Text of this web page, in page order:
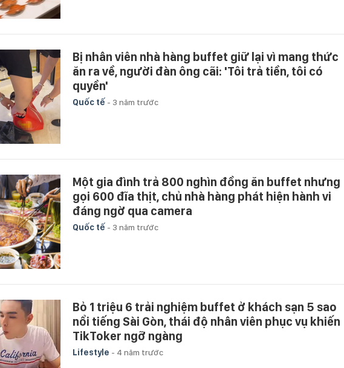
Bị nhân viên nhà hàng buffet giữ lại vì mang thức
ăn ra về, người đàn ông cãi: 'Tôi trả tiền, tôi có
quyền'
Quốc tế - 3 năm trước
Một gia đình trả 800 nghìn đồng ăn buffet nhưng
gọi 600 đĩa thịt, chủ nhà hàng phát hiện hành vi
đáng ngờ qua camera
Quốc tế - 3 năm trước
Bỏ 1 triệu 6 trải nghiệm buffet ở khách sạn 5 sao
nổi tiếng Sài Gòn, thái độ nhân viên phục vụ khiến
TikToker ngỡ ngàng
Lifestyle - 4 năm trước